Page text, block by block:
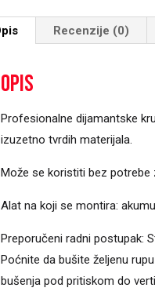
Recenzije (0)
Opis
Profesionalne dijamantske
izuzetno tvrdih materijala.
Može se koristiti bez potrebe
Alat na koji se montira:
Preporučeni radni postupak:
Poćnite da bušite željenu
bušenja pod pritiskom do